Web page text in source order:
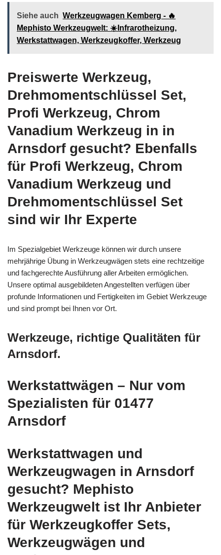
Siehe auch Werkzeugwagen Kemberg - 🔥
Mephisto Werkzeugwelt: ☀️Infrarotheizung,
Werkstattwagen, Werkzeugkoffer, Werkzeug
Preiswerte Werkzeug,
Drehmomentschlüssel Set,
Profi Werkzeug, Chrom
Vanadium Werkzeug in in
Arnsdorf gesucht? Ebenfalls
für Profi Werkzeug, Chrom
Vanadium Werkzeug und
Drehmomentschlüssel Set
sind wir Ihr Experte
Im Spezialgebiet Werkzeuge können wir durch unsere
mehrjährige Übung in Werkzeugwägen stets eine rechtzeitige
und fachgerechte Ausführung aller Arbeiten ermöglichen.
Unsere optimal ausgebildeten Angestellten verfügen über
profunde Informationen und Fertigkeiten im Gebiet Werkzeuge
und sind prompt bei Ihnen vor Ort.
Werkzeuge, richtige Qualitäten für
Arnsdorf.
Werkstattwägen – Nur vom
Spezialisten für 01477
Arnsdorf
Werkstattwagen und
Werkzeugwagen in Arnsdorf
gesucht? Mephisto
Werkzeugwelt ist Ihr Anbieter
für Werkzeugkoffer Sets,
Werkzeugwägen und